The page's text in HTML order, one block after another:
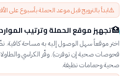
⚠️ابدأ بالترويج قبل موعد الحملة بأسبوع على
🏥تجهيز موقع الحملة وترتيب الموارد
اختر موقعاً سهل الوصول إليه به مساحة
فحوصات صحية إن توفرت). وفّر الكراسي
صحية وحمامات نظيفة.